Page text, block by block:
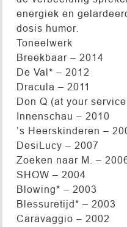
energiek en
dosis humor.
Toneelwerk
Breekbaar – 2014
De Val* – 2012
Dracula – 2011
Don Q (at your
Innenschau – 2010
’s Heerskinderen –
DesiLucy – 2007
Zoeken naar M. –
SHOW – 2004
Blowing* – 2003
Blessuretijd* – 2003
Caravaggio – 2002